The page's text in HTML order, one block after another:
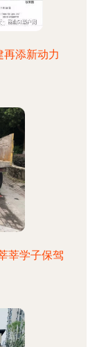
添新动力
莘学子保驾